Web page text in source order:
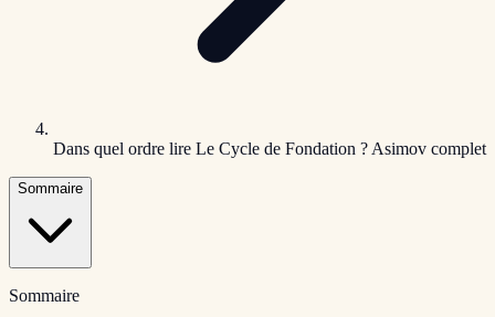
Dans quel ordre lire Le Cycle de Fondation ? Asimov complet
Sommaire
Sommaire